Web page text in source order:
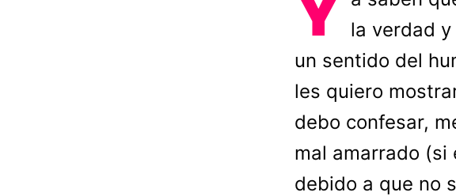
la verdad
un sentido del
les quiero
debo confesar,
mal amarrado (si
debido a que no